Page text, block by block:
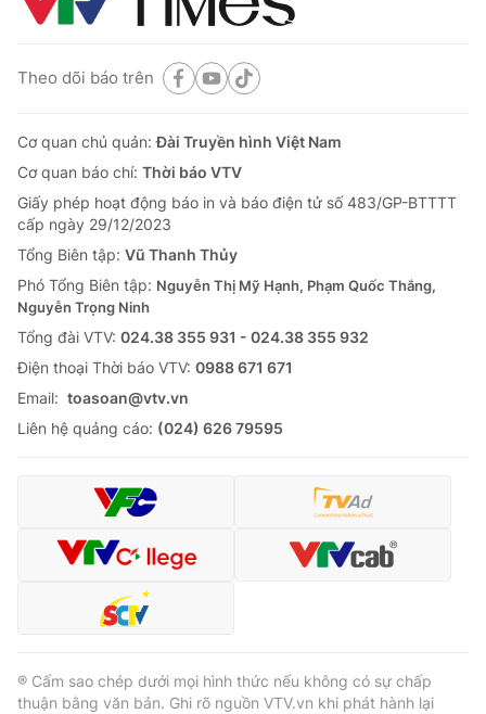
Theo dõi báo trên
Cơ quan chủ quản:Đài Truyền hình Việt Nam
Cơ quan báo chí: Thời báo VTV
Giấy phép hoạt động báo in và báo điện tử số 483/GP-BTTTT
cấp ngày 29/12/2023
Tổng Biên tập: Vũ Thanh Thủy
Phó Tổng Biên tập: Nguyễn Thị Mỹ Hạnh, Phạm Quốc Thắng,
Nguyễn Trọng Ninh
Tổng đài VTV: 024.38 355 931 - 024.38 355 932
Ðiện thoại Thời báo VTV: 0988 671 671
Email: toasoan@vtv.vn
Liên hệ quảng cáo: (024) 626 79595
® Cấm sao chép dưới mọi hình thức nếu không có sự chấp
thuận bằng văn bản. Ghi rõ nguồn VTV.vn khi phát hành lại